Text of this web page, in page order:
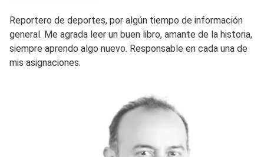
Reportero de deportes, por algún tiempo de información
general. Me agrada leer un buen libro, amante de la historia,
siempre aprendo algo nuevo. Responsable en cada una de
mis asignaciones.